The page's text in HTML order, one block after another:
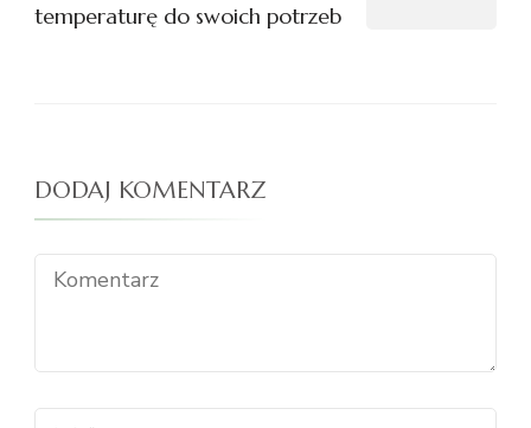
temperaturę do swoich potrzeb
DODAJ KOMENTARZ